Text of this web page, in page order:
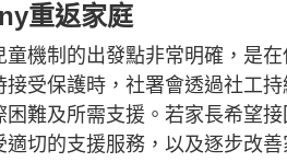
重返家庭
童機制的出發點非常明確，是
受保護時，社署會透過社工
難及所需支援。若家長希望
切的支援服務，以及逐步改